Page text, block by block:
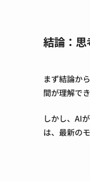
結論：
まず結論か
間が理解で
しかし、AI
は、最新の